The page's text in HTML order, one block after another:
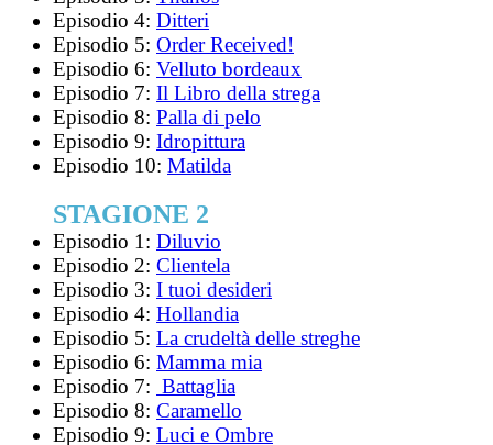
Episodio 4: Ditteri
Episodio 5: Order Received!
Episodio 6: Velluto bordeaux
Episodio 7: Il Libro della strega
Episodio 8: Palla di pelo
Episodio 9: Idropittura
Episodio 10: Matilda
STAGIONE 2
Episodio 1: Diluvio
Episodio 2: Clientela
Episodio 3: I tuoi desideri
Episodio 4: Hollandia
Episodio 5: La crudeltà delle streghe
Episodio 6: Mamma mia
Episodio 7: Battaglia
Episodio 8: Caramello
Episodio 9: Luci e Ombre